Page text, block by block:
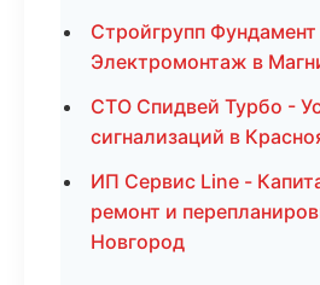
Стройгрупп
Электромонтаж в
СТО Спидвей Турбо -
сигнализаций в
ИП Сервис Line -
ремонт и
Новгород